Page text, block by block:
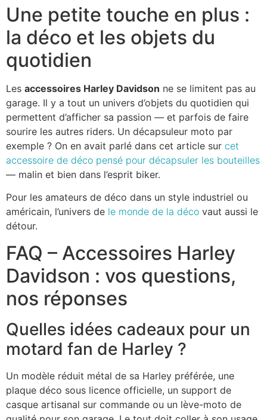
Une petite touche en plus :
la déco et les objets du
quotidien
Les accessoires Harley Davidson ne se limitent pas au
garage. Il y a tout un univers d’objets du quotidien qui
permettent d’afficher sa passion — et parfois de faire
sourire les autres riders. Un décapsuleur moto par
exemple ? On en avait parlé dans cet article sur cet
accessoire de déco pensé pour décapsuler les bouteilles
— malin et bien dans l’esprit biker.
Pour les amateurs de déco dans un style industriel ou
américain, l’univers de le monde de la déco vaut aussi le
détour.
FAQ – Accessoires Harley
Davidson : vos questions,
nos réponses
Quelles idées cadeaux pour un
motard fan de Harley ?
Un modèle réduit métal de sa Harley préférée, une
plaque déco sous licence officielle, un support de
casque artisanal sur commande ou un lève-moto de